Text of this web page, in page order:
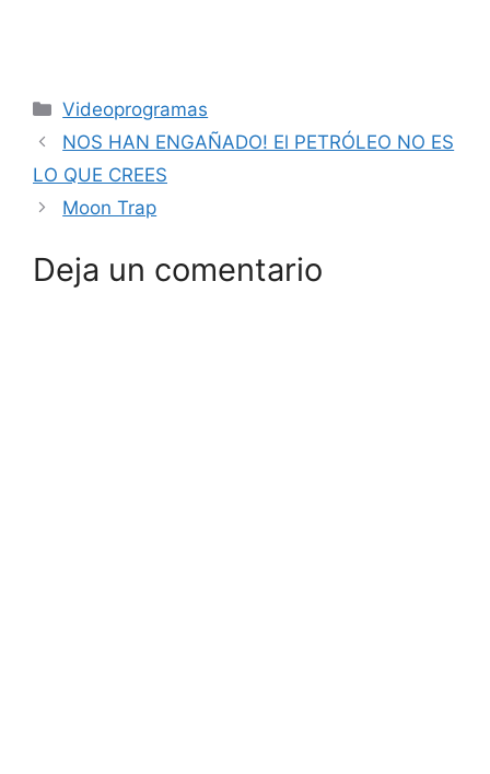
Categorías
Videoprogramas
NOS HAN ENGAÑADO! El PETRÓLEO NO ES
LO QUE CREES
Moon Trap
Deja un comentario